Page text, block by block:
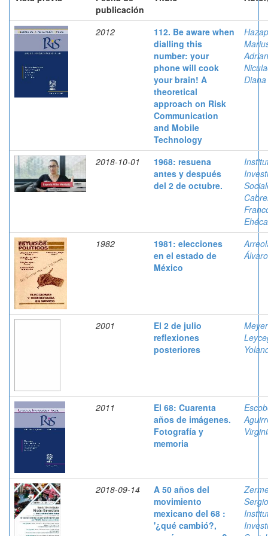
publicación
2012
112. Be aware when
dialling this
number: your
phone will cook
your brain! A
theoretical
approach on Risk
Communication
and Mobile
Technology
Adrian
Diana
2018-10-01
1968: resuena
antes y después
del 2 de octubre.
1982
1981: elecciones
en el estado de
México
Álvaro
2001
El 2 de julio
reflexiones
posteriores
2011
El 68: Cuarenta
años de imágenes.
Fotografía y
memoria
2018-09-14
A 50 años del
movimiento
mexicano del 68 :
'¿qué cambió?,
Sergio